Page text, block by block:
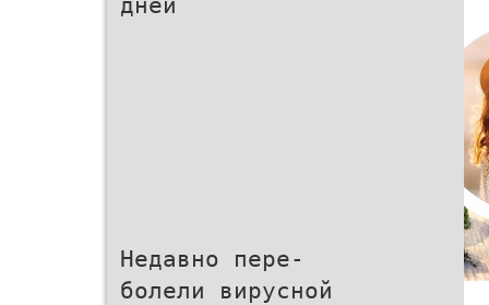
Недавно пере-
болели вирусной